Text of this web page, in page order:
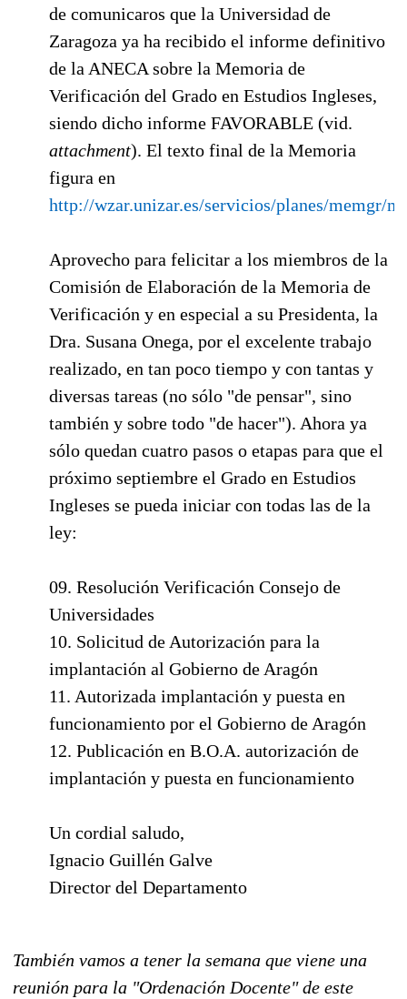
de comunicaros que la Universidad de
Zaragoza ya ha recibido el informe definitivo
de la ANECA sobre la Memoria de
Verificación del Grado en Estudios Ingleses,
siendo dicho informe FAVORABLE (vid.
attachment). El texto final de la Memoria
figura en
http://wzar.unizar.es/servicios/planes/memgr/
Aprovecho para felicitar a los miembros de la
Comisión de Elaboración de la Memoria de
Verificación y en especial a su Presidenta, la
Dra. Susana Onega, por el excelente trabajo
realizado, en tan poco tiempo y con tantas y
diversas tareas (no sólo "de pensar", sino
también y sobre todo "de hacer"). Ahora ya
sólo quedan cuatro pasos o etapas para que el
próximo septiembre el Grado en Estudios
Ingleses se pueda iniciar con todas las de la
ley:
09. Resolución Verificación Consejo de
Universidades
10. Solicitud de Autorización para la
implantación al Gobierno de Aragón
11. Autorizada implantación y puesta en
funcionamiento por el Gobierno de Aragón
12. Publicación en B.O.A. autorización de
implantación y puesta en funcionamiento
Un cordial saludo,
Ignacio Guillén Galve
Director del Departamento
También vamos a tener la semana que viene una
reunión para la "Ordenación Docente" de este